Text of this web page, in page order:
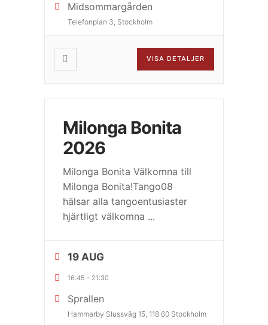
Midsommargården
Telefonplan 3, Stockholm
VISA DETALJER
Milonga Bonita
2026
Milonga Bonita Välkomna till
Milonga Bonita!Tango08
hälsar alla tangoentusiaster
hjärtligt välkomna ...
19 AUG
16:45 - 21:30
Sprallen
Hammarby Slussväg 15, 118 60 Stockholm